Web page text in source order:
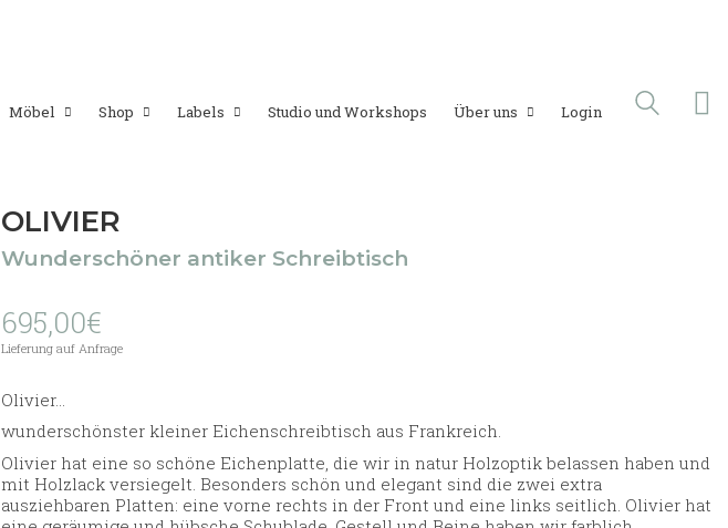
Möbel Shop Labels Studio und Workshops Über uns Login
OLIVIER
Wunderschöner antiker Schreibtisch
695,00€
Lieferung auf Anfrage
Olivier…
wunderschönster kleiner Eichenschreibtisch aus Frankreich.
Olivier hat eine so schöne Eichenplatte, die wir in natur Holzoptik belassen haben und
mit Holzlack versiegelt. Besonders schön und elegant sind die zwei extra
ausziehbaren Platten: eine vorne rechts in der Front und eine links seitlich. Olivier hat